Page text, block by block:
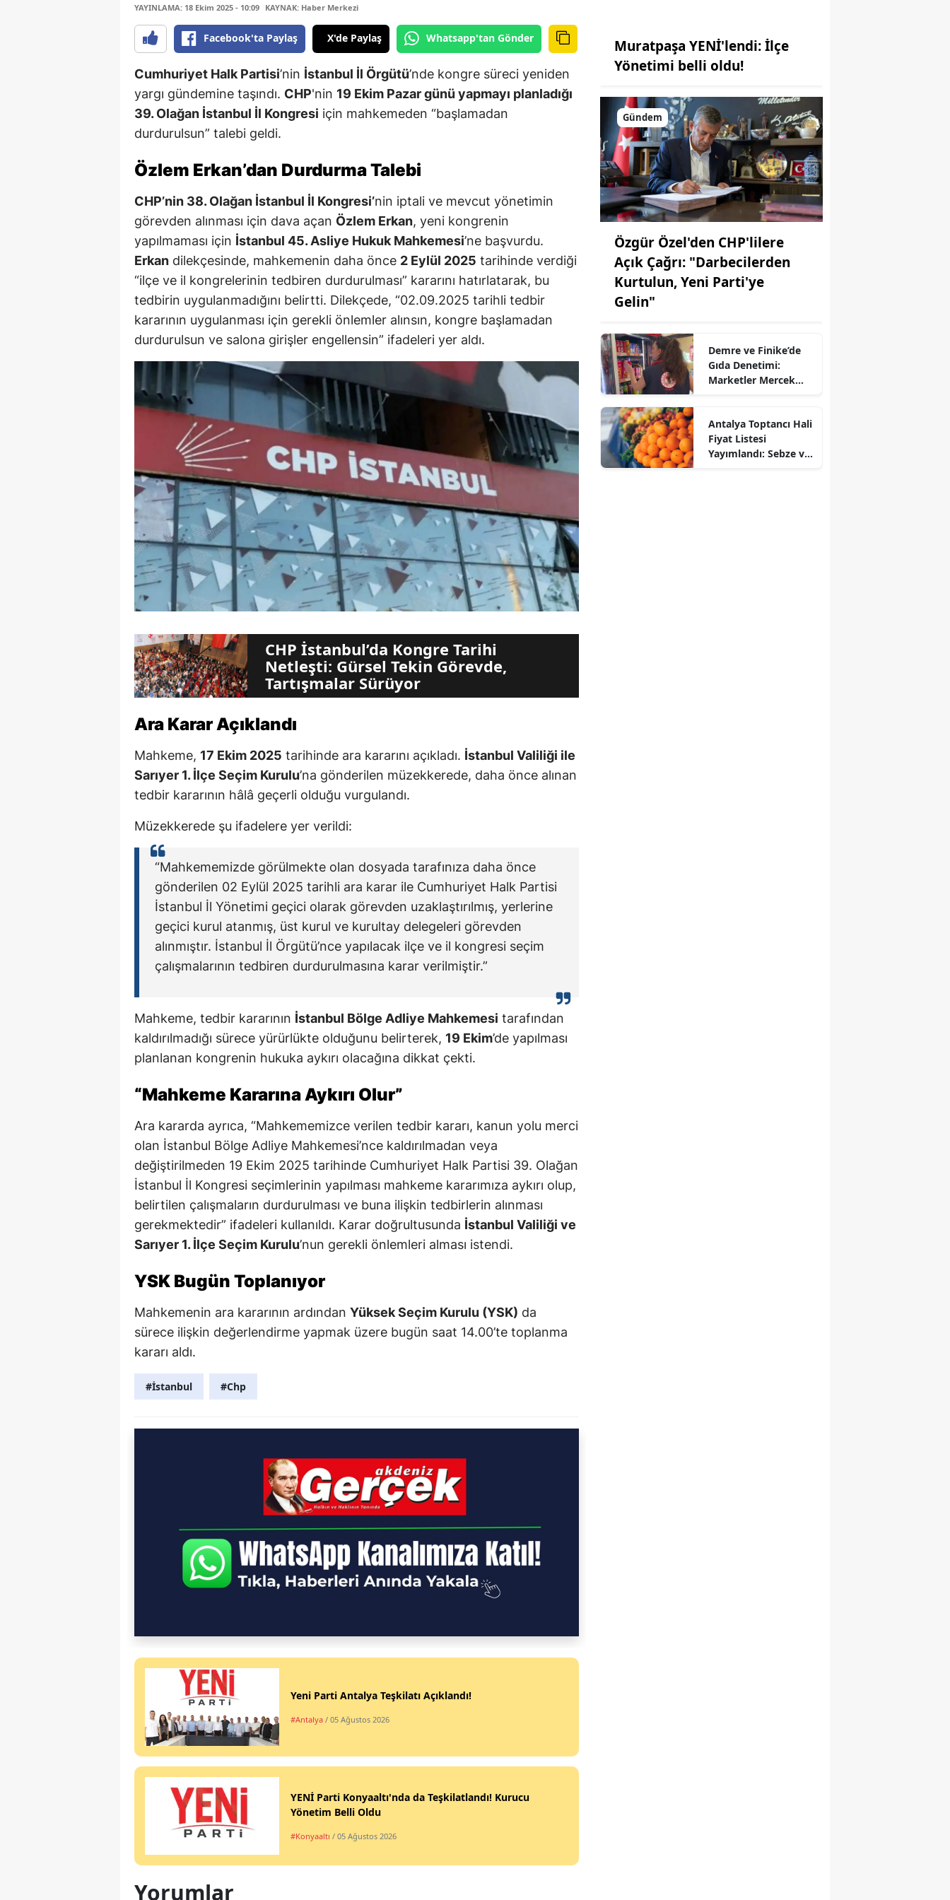
YAYINLAMA: 18 Ekim 2025 - 10:09 KAYNAK: Haber Merkezi
Facebook'ta Paylaş X'de Paylaş Whatsapp'tan Gönder
Cumhuriyet Halk Partisi’nin İstanbul İl Örgütü’nde kongre süreci yeniden
yargı gündemine taşındı. CHP'nin 19 Ekim Pazar günü yapmayı planladığı
39. Olağan İstanbul İl Kongresi için mahkemeden “başlamadan
durdurulsun” talebi geldi.
Özlem Erkan’dan Durdurma Talebi
CHP’nin 38. Olağan İstanbul İl Kongresi’nin iptali ve mevcut yönetimin
görevden alınması için dava açan Özlem Erkan, yeni kongrenin
yapılmaması için İstanbul 45. Asliye Hukuk Mahkemesi’ne başvurdu.
Erkan dilekçesinde, mahkemenin daha önce 2 Eylül 2025 tarihinde verdiği
“ilçe ve il kongrelerinin tedbiren durdurulması” kararını hatırlatarak, bu
tedbirin uygulanmadığını belirtti. Dilekçede, “02.09.2025 tarihli tedbir
kararının uygulanması için gerekli önlemler alınsın, kongre başlamadan
durdurulsun ve salona girişler engellensin” ifadeleri yer aldı.
CHP İstanbul’da Kongre Tarihi
Netleşti: Gürsel Tekin Görevde,
Tartışmalar Sürüyor
Ara Karar Açıklandı
Mahkeme, 17 Ekim 2025 tarihinde ara kararını açıkladı. İstanbul Valiliği ile
Sarıyer 1. İlçe Seçim Kurulu’na gönderilen müzekkerede, daha önce alınan
tedbir kararının hâlâ geçerli olduğu vurgulandı.
Müzekkerede şu ifadelere yer verildi:
“Mahkememizde görülmekte olan dosyada tarafınıza daha önce
gönderilen 02 Eylül 2025 tarihli ara karar ile Cumhuriyet Halk Partisi
İstanbul İl Yönetimi geçici olarak görevden uzaklaştırılmış, yerlerine
geçici kurul atanmış, üst kurul ve kurultay delegeleri görevden
alınmıştır. İstanbul İl Örgütü’nce yapılacak ilçe ve il kongresi seçim
çalışmalarının tedbiren durdurulmasına karar verilmiştir.”
Mahkeme, tedbir kararının İstanbul Bölge Adliye Mahkemesi tarafından
kaldırılmadığı sürece yürürlükte olduğunu belirterek, 19 Ekim’de yapılması
planlanan kongrenin hukuka aykırı olacağına dikkat çekti.
“Mahkeme Kararına Aykırı Olur”
Ara kararda ayrıca, “Mahkememizce verilen tedbir kararı, kanun yolu merci
olan İstanbul Bölge Adliye Mahkemesi’nce kaldırılmadan veya
değiştirilmeden 19 Ekim 2025 tarihinde Cumhuriyet Halk Partisi 39. Olağan
İstanbul İl Kongresi seçimlerinin yapılması mahkeme kararımıza aykırı olup,
belirtilen çalışmaların durdurulması ve buna ilişkin tedbirlerin alınması
gerekmektedir” ifadeleri kullanıldı. Karar doğrultusunda İstanbul Valiliği ve
Sarıyer 1. İlçe Seçim Kurulu’nun gerekli önlemleri alması istendi.
YSK Bugün Toplanıyor
Mahkemenin ara kararının ardından Yüksek Seçim Kurulu (YSK) da
sürece ilişkin değerlendirme yapmak üzere bugün saat 14.00’te toplanma
kararı aldı.
#İstanbul #Chp
Yeni Parti Antalya Teşkilatı Açıklandı!
#Antalya / 05 Ağustos 2026
YENİ Parti Konyaaltı'nda da Teşkilatlandı! Kurucu
Yönetim Belli Oldu
#Konyaaltı / 05 Ağustos 2026
Yorumlar
Muratpaşa YENİ'lendi: İlçe
Yönetimi belli oldu!
Gündem
Özgür Özel'den CHP'lilere
Açık Çağrı: "Darbecilerden
Kurtulun, Yeni Parti'ye
Gelin"
Demre ve Finike’de
Gıda Denetimi:
Marketler Mercek
Antalya Toptancı Hali
Fiyat Listesi
Yayımlandı: Sebze ve